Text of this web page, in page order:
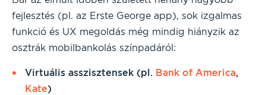
fejlesztés (pl. az Erste George app), sok izgalmas
funkció és UX megoldás még mindig hiányzik az
osztrák mobilbankolás színpadáról:
Virtuális asszisztensek (pl. Bank of America,
Kate)